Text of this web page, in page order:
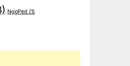
NgoPed (1)